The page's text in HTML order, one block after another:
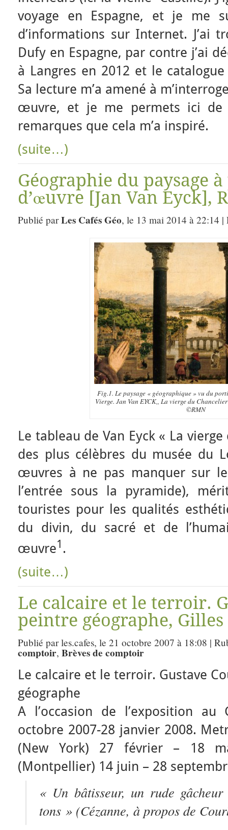
voyage en Espagne, et je me
d’informations sur Internet. J’ai
Dufy en Espagne, par contre j’ai
à Langres en 2012 et le
Sa lecture m’a amené à
œuvre, et je me permets ici de
remarques que cela m’a inspiré.
(suite…)
Géographie du paysage
d’œuvre [Jan Van Eyck],
Publié parLes Cafés Géo, le 13 mai 2014 à 22:14
Fig.1. Le paysage « géographique » vu du
Vierge. Jan Van EYCK,, La vierge du
©RMN
Le tableau de Van Eyck « La
des plus célèbres du musée du
œuvres à ne pas manquer sur
l’entrée sous la pyramide),
touristes pour les qualités
du divin, du sacré et de
œuvre1 .
(suite…)
Le calcaire et le terroir.
peintre géographe, Gilles
Publié par les.cafes, le 21 octobre 2007 à 18:08 |
comptoir, Brèves de comptoir
Le calcaire et le terroir. Gustave
géographe
A l’occasion de l’exposition au
octobre 2007-28 janvier 2008.
(New York) 27 février – 18
(Montpellier) 14 juin – 28
«Un bâtisseur, un rude
tons » (Cézanne, à propos de